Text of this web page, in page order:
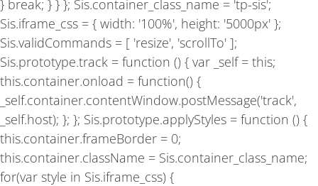
} break; } } }; Sis.container_class_name = 'tp-sis';
Sis.iframe_css = { width: '100%', height: '5000px' };
Sis.validCommands = [ 'resize', 'scrollTo' ];
Sis.prototype.track = function () { var _self = this;
this.container.onload = function() {
_self.container.contentWindow.postMessage('track',
_self.host); }; }; Sis.prototype.applyStyles = function () {
this.container.frameBorder = 0;
this.container.className = Sis.container_class_name;
for(var style in Sis.iframe_css) {